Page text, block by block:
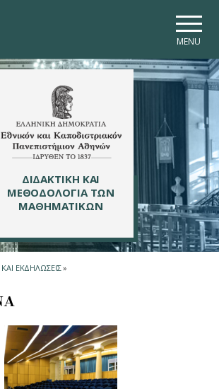
MENU
ΔΙΔΑΚΤΙΚΗ ΚΑΙ
ΜΕΘΟΔΟΛΟΓΙΑ ΤΩΝ
ΜΑΘΗΜΑΤΙΚΩΝ
ΕΚΔΗΛΩΣΕΙΣ»